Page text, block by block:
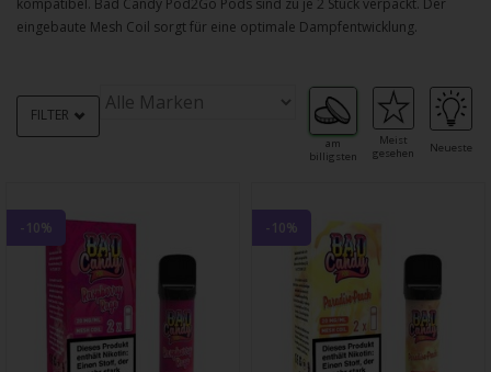
kompatibel. Bad Candy Pod2Go Pods sind zu je 2 Stück verpackt. Der
eingebaute Mesh Coil sorgt für eine optimale Dampfentwicklung.
am
billigsten
Meist
gesehen
Neueste
FILTER
-10% -10%